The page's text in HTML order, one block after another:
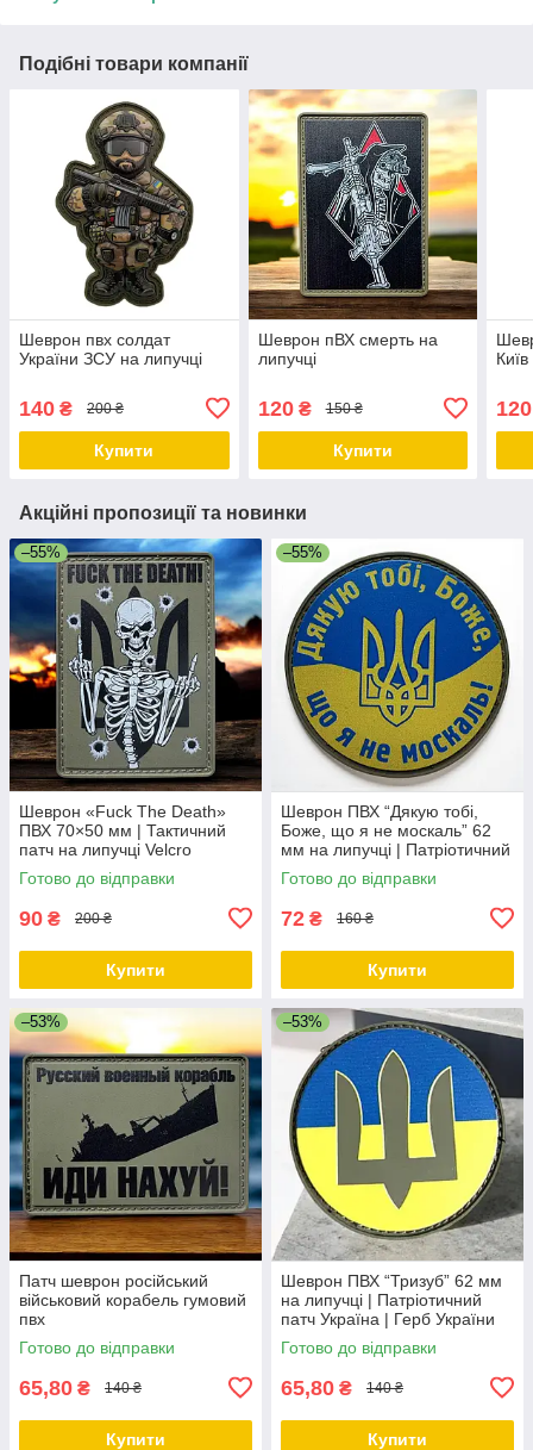
Подібні товари компанії
Шеврон пвх солдат
України ЗСУ на липучці
140 ₴ 200 ₴
Купити
Шеврон пВХ смерть на
липучці
120₴ 150 ₴
Купити
120
Акційні пропозиції та новинки
–55%
Шеврон «Fuck The Death»
ПВХ 70×50 мм | Тактичний
патч на липучці Velcro
Готово до відправки
90 ₴ 200 ₴
Купити
–55%
Шеврон ПВХ “Дякую тобі,
Боже, що я не москаль” 62
мм на липучці | Патріотичний
патч Україна
Готово до відправки
72 ₴ 160 ₴
Купити
–53%
Патч шеврон російський
військовий корабель гумовий
пвх
Готово до відправки
65,80 ₴ 140 ₴
Купити
–53%
Шеврон ПВХ “Тризуб” 62 мм
на липучці | Патріотичний
патч Україна | Герб України
Готово до відправки
65,80 ₴ 140 ₴
Купити